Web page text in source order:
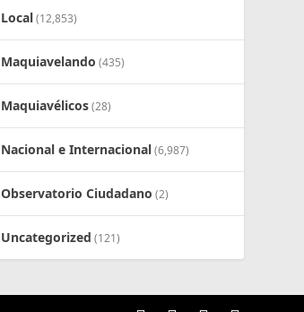
Local(12,853)
Maquiavelando (435)
Maquiavélicos(28)
Nacional e Internacional(6,987)
Observatorio Ciudadano (2)
Uncategorized (121)